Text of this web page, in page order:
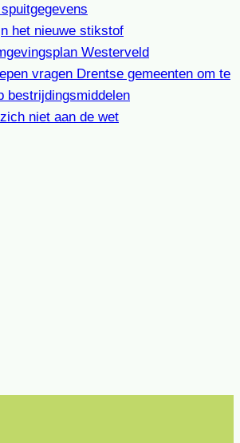
het nieuwe stikstof
Westerveld
vragen Drentse gemeenten om te
bestrijdingsmiddelen
niet aan de wet